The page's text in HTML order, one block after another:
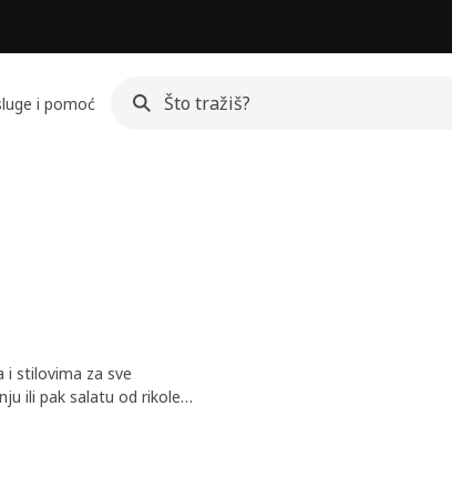
i pomoć
i stilovima za sve
ili pak salatu od rikole i